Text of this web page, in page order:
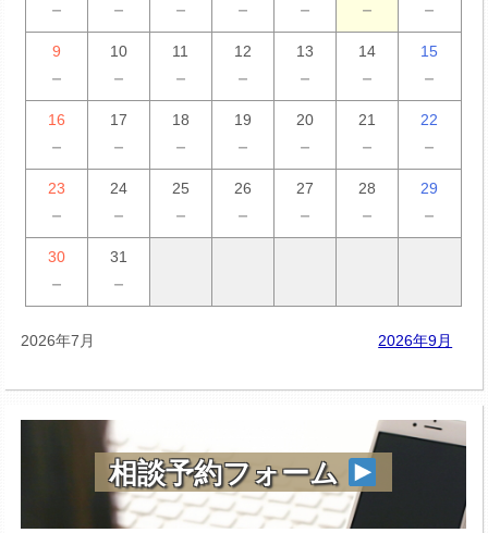
－ － － － － － －
9
－
10
－
11
－
12
－
13
－
14
－
15
－
16
－
17
－
18
－
19
－
20
－
21
－
22
－
23
－
24
－
25
－
26
－
27
－
28
－
29
－
30
－
31
－
2026年7月 2026年9月
相談予約フォーム